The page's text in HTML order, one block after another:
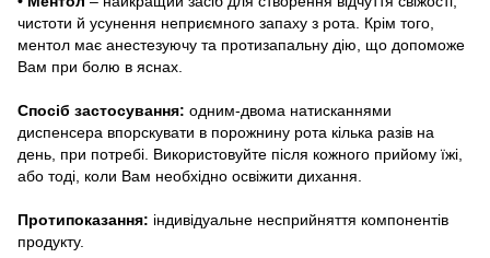
чистоти й усунення неприємного запаху з рота. Крім того,
ментол має анестезуючу та протизапальну дію, що допоможе
Вам при болю в яснах.
Спосіб застосування: одним-двома натисканнями
диспенсера впорскувати в порожнину рота кілька разів на
день, при потребі. Використовуйте після кожного прийому їжі,
або тоді, коли Вам необхідно освіжити дихання.
Протипоказання: індивідуальне несприйняття компонентів
продукту.